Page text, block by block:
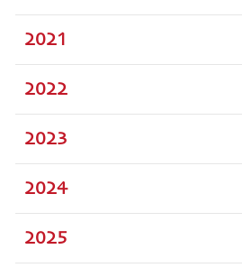
2021
2022
2023
2024
2025